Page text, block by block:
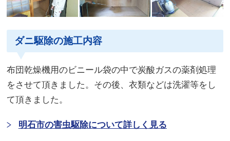
ダニ駆除の施工内容
布団乾燥機用のビニール袋の中で炭酸ガスの薬剤処理
をさせて頂きました。その後、衣類などは洗濯等をし
て頂きました。
明石市の害虫駆除について詳しく見る